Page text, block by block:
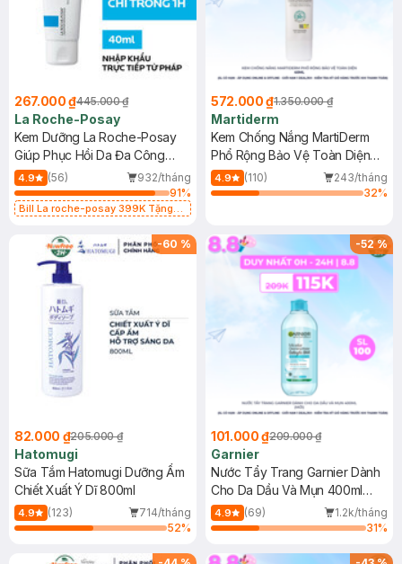
267.000 ₫445.000 ₫
La Roche-Posay
Kem Dưỡng La Roche-Posay
Giúp Phục Hồi Da Đa Công
Dụng 40ml
4.9 (56)
932/tháng
91%
Bill La roche-posay 399K Tặng
(SL có hạn)
572.000 ₫1.350.000 ₫
Martiderm
Kem Chống Nắng MartiDerm
Phổ Rộng Bảo Vệ Toàn Diện
40ml
4.9 (110)
243/tháng
32%
-60 %
82.000 ₫205.000 ₫
Hatomugi
Sữa Tắm Hatomugi Dưỡng Ẩm
Chiết Xuất Ý Dĩ 800ml
4.9 (123)
714/tháng
52%
-52%
101.000 ₫209.000 ₫
Garnier
Nước Tẩy Trang Garnier Dành
Cho Da Dầu Và Mụn 400ml
(Mới)
4.9 (69)
1.2k/tháng
31%